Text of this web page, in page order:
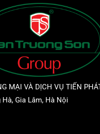
MẠI VÀ DỊCH VỤ TIẾN
Gia Lâm, Hà Nội